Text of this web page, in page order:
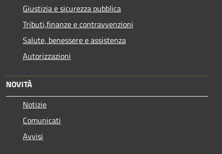
Giustizia e sicurezza pubblica
Tributi,finanze e contravvenzioni
Salute, benessere e assistenza
Autorizzazioni
NOVITÀ
Notizie
Comunicati
Avvisi